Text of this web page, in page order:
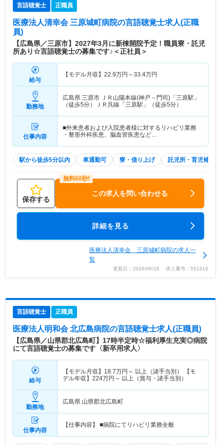
言語聴覚士 正職員
医療法人清幸会 三原城町病院の言語聴覚士求人(正職
員)
【広島県／三原市】2027年3月に新棟開院予定！職員寮・託児
所あり☆言語聴覚士の募集です♪＜正社員＞
給与
【モデル月収】 22.9万円～33.4万円
勤務地
広島県 三原市 ＪＲ山陽本線(神戸－門司)「三原駅」
（徒歩5分）ＪＲ呉線「三原駅」（徒歩5分）
仕事内容
■外来患者および入院患者様に対するリハビリ業務
・整形外科疾患、脳血管疾患など…
駅から徒歩5分以内 車通勤可 寮・借り上げ 託児所・育児補助
保存する
この求人を問い合わせる
詳細を見る
医療法人清幸会 三原城町病院の求人一
覧
更新日：2026/06/18 求人番号：551416
言語聴覚士 正職員
医療法人明和会 北広島病院の言語聴覚士求人(正職員)
【広島県／山県郡北広島町】17時半定時☆福利厚生充実◎病院
にて言語聴覚士の募集です〈新卒用求人〉
給与
【モデル月収】 18.7万円～ 以上（諸手当別） 【モ
デル年収】 224万円～ 以上（賞与・諸手当別）
勤務地
広島県 山県郡北広島町
仕事内容
【仕事内容】 ■病院にてリハビリ業務全般